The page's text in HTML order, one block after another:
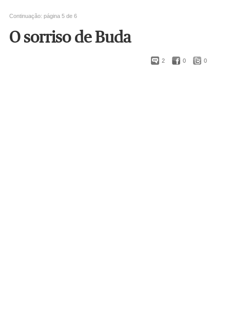
Continuação: página 5 de 6
O sorriso de Buda
2 0 0